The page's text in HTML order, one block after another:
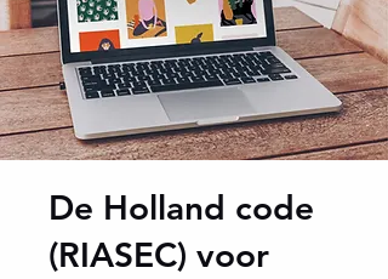
De Holland code
(RIASEC) voor